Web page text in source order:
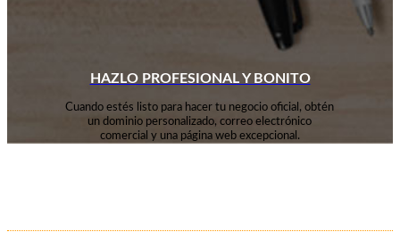
HAZLO PROFESIONAL Y BONITO
Cuando estés listo para hacer tu negocio oficial, obtén
un dominio personalizado, correo electrónico
comercial y una página web excepcional.